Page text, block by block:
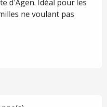
d'Agen. Idéal pour les
ne voulant pas